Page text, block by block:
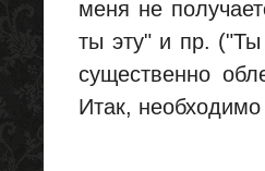
меня не
ты эту" и пр.
существенно
Итак,